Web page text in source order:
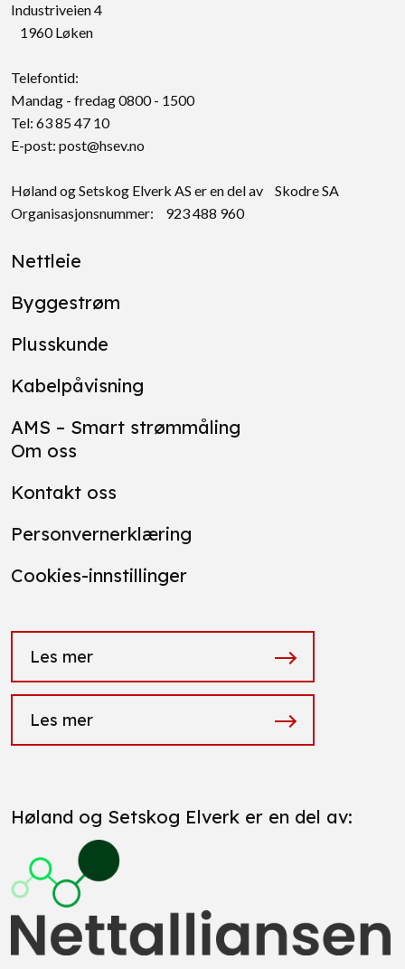
Industriveien 4
1960 Løken
Telefontid:
Mandag - fredag 0800 - 1500
Tel: 63 85 47 10
E-post: post@hsev.no
Høland og Setskog Elverk AS er en del av Skodre SA
Organisasjonsnummer: 923 488 960
Nettleie
Byggestrøm
Plusskunde
Kabelpåvisning
AMS – Smart strømmåling
Om oss
Kontakt oss
Personvernerklæring
Cookies-innstillinger
Les mer
Les mer
Høland og Setskog Elverk er en del av: